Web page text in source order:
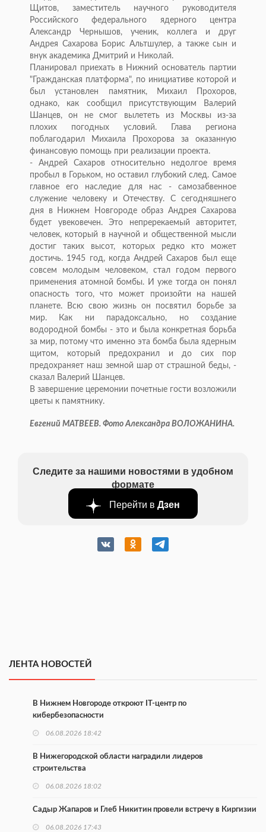
Щитов, заместитель научного руководителя
Российского федерального ядерного центра
Александр Чернышов, ученик, коллега и друг
Андрея Сахарова Борис Альтшулер, а также сын и
внук академика Дмитрий и Николай.
Планировал приехать в Нижний основатель партии
"Гражданская платформа", по инициативе которой и
был установлен памятник, Михаил Прохоров,
однако, как сообщил присутствующим Валерий
Шанцев, он не смог вылететь из Москвы из-за
плохих погодных условий. Глава региона
поблагодарил Михаила Прохорова за оказанную
финансовую помощь при реализации проекта.
- Андрей Сахаров относительно недолгое время
пробыл в Горьком, но оставил глубокий след. Самое
главное его наследие для нас - самозабвенное
служение человеку и Отечеству. С сегодняшнего
дня в Нижнем Новгороде образ Андрея Сахарова
будет увековечен. Это непререкаемый авторитет,
человек, который в научной и общественной мысли
достиг таких высот, которых редко кто может
достичь. 1945 год, когда Андрей Сахаров был еще
совсем молодым человеком, стал годом первого
применения атомной бомбы. И уже тогда он понял
опасность того, что может произойти на нашей
планете. Всю свою жизнь он посвятил борьбе за
мир. Как ни парадоксально, но создание
водородной бомбы - это и была конкретная борьба
за мир, потому что именно эта бомба была ядерным
щитом, который предохранил и до сих пор
предохраняет наш земной шар от страшной беды, -
сказал Валерий Шанцев.
В завершение церемонии почетные гости возложили
цветы к памятнику.
Евгений МАТВЕЕВ. Фото Александра ВОЛОЖАНИНА.
Следите за нашими новостями в удобном
формате
Перейти в Дзен
ЛЕНТА НОВОСТЕЙ
В Нижнем Новгороде откроют IT-центр по
кибербезопасности
06.08.2026 18:42
В Нижегородской области наградили лидеров
строительства
06.08.2026 18:02
Садыр Жапаров и Глеб Никитин провели встречу в Киргизии
06.08.2026 17:43